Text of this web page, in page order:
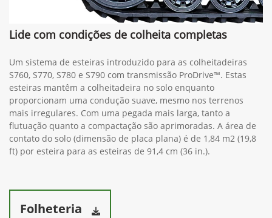
Lide com condições de colheita completas
Um sistema de esteiras introduzido para as colheitadeiras
S760, S770, S780 e S790 com transmissão ProDrive™. Estas
esteiras mantêm a colheitadeira no solo enquanto
proporcionam uma condução suave, mesmo nos terrenos
mais irregulares. Com uma pegada mais larga, tanto a
flutuação quanto a compactação são aprimoradas. A área de
contato do solo (dimensão de placa plana) é de 1,84 m2 (19,8
ft) por esteira para as esteiras de 91,4 cm (36 in.).
Folheteria